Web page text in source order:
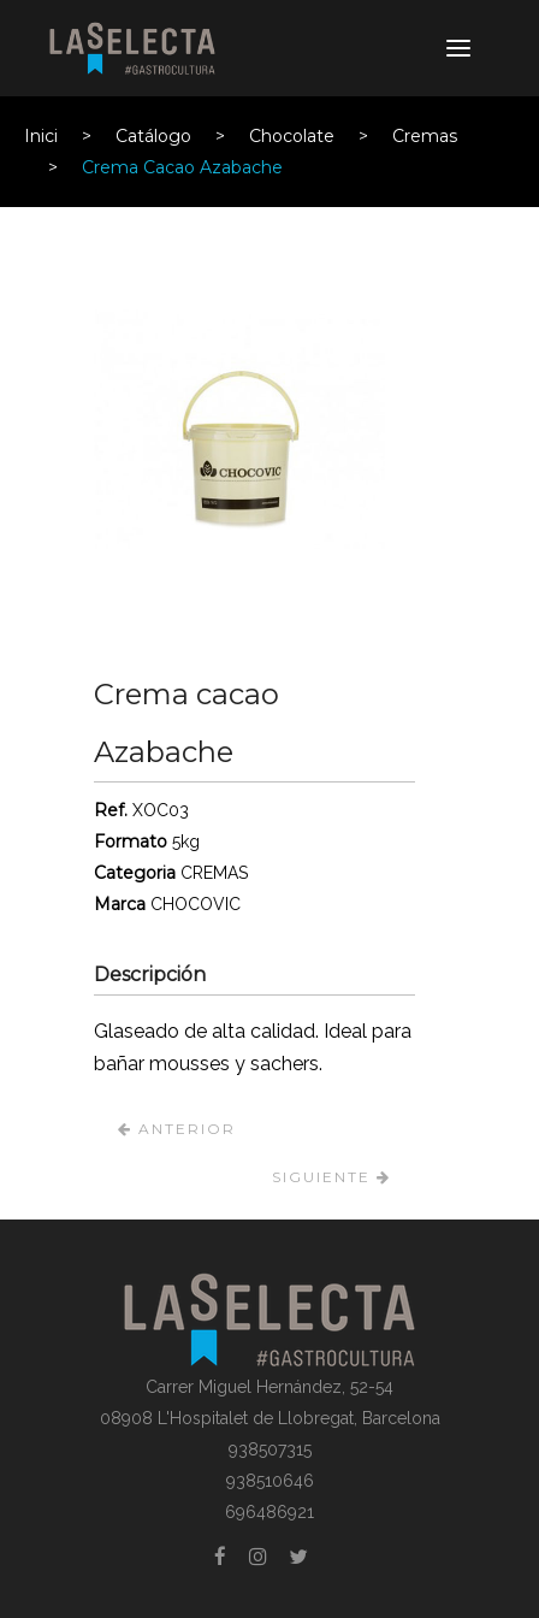
Inici Catálogo Chocolate
Cremas
Crema Cacao Azabache
Crema cacao
Azabache
Ref.XOC03
Formato5kg
Categoria CREMAS
Marca CHOCOVIC
Descripción
Glaseado de alta calidad. Ideal para
bañar mousses y sachers.
ANTERIOR
SIGUIENTE
Carrer Miguel Hernández, 52-54
08908 L'Hospitalet de Llobregat, Barcelona
938507315
938510646
696486921